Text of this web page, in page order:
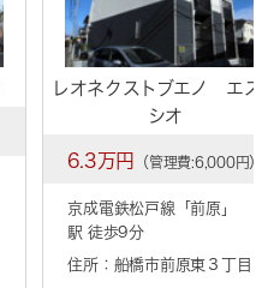
レオネクストブエノ エス
シオ
6.3万円 （管理費:6,000円）
京成電鉄松戸線「前原 」
駅 徒歩9分
住所：船橋市前原東３丁目